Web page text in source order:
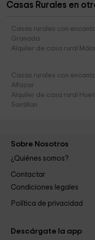
Casas Rurales en
Casas rurales con
Granada
Alquiler de casa rural
Casas rurales con
Alfacar
Alquiler de casa rural
Santillan
Sobre Nosotros
¿Quiénes somos?
Contactar
Condiciones legales
Política de privacidad
Descárgate la app